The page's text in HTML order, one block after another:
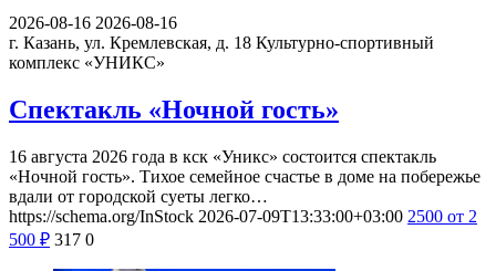
2026-08-16 2026-08-16
г. Казань, ул. Кремлевская, д. 18 Культурно-спортивный
комплекс «УНИКС»
Спектакль «Ночной гость»
16 августа 2026 года в кск «Уникс» состоится спектакль
«Ночной гость». Тихое семейное счастье в доме на побережье
вдали от городской суеты легко…
https://schema.org/InStock 2026-07-09T13:33:00+03:00 2500 от 2
500 ₽ 317 0